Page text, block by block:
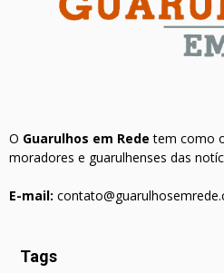
O Guarulhos em Rede tem como
moradores e guarulhenses das
E-mail:
Tags